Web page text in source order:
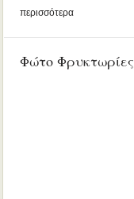
περισσότερα
Φώτο Φρυκτωρίες